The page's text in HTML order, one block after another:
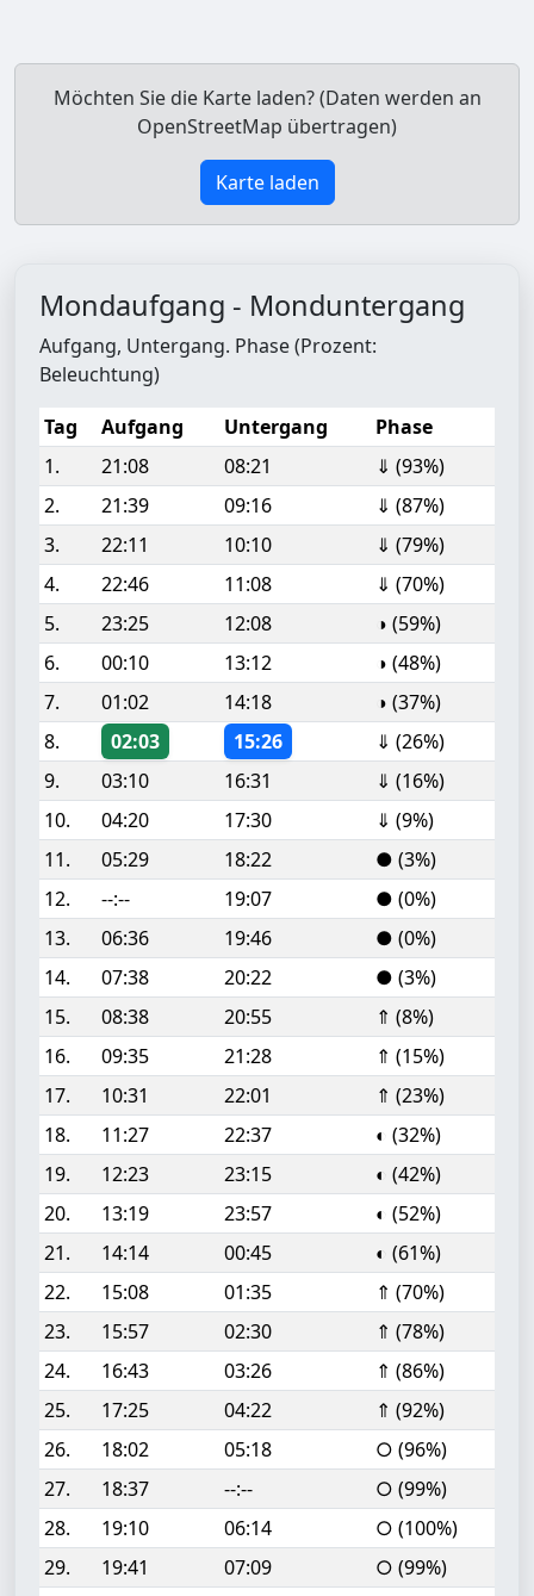
Möchten Sie die Karte laden? (Daten werden an
OpenStreetMap übertragen)
Karte laden
Mondaufgang - Monduntergang
Aufgang, Untergang. Phase (Prozent:
Beleuchtung)
Tag
Aufgang Untergang
Phase
1.
21:08 08:21
⇓ (93%)
2.
21:39 09:16
⇓ (87%)
3.
22:11 10:10
⇓ (79%)
4.
22:46 11:08
⇓ (70%)
5.
23:25 12:08
◑ (59%)
6.
00:10 13:12
◑ (48%)
7.
01:02 14:18
◑ (37%)
8.
02:03 15:26
⇓ (26%)
9.
03:10 16:31
⇓ (16%)
10.
04:20 17:30
⇓ (9%)
11.
05:29 18:22
● (3%)
12.
--:-- 19:07
● (0%)
13.
06:36 19:46
● (0%)
14.
07:38 20:22
● (3%)
15.
08:38 20:55
⇑ (8%)
16.
09:35 21:28
⇑ (15%)
17.
10:31 22:01
⇑ (23%)
18.
11:27 22:37
◐ (32%)
19.
12:23 23:15
◐ (42%)
20.
13:19 23:57
◐ (52%)
21.
14:14 00:45
◐ (61%)
22.
15:08 01:35
⇑ (70%)
23.
15:57 02:30
⇑ (78%)
24.
16:43 03:26
⇑ (86%)
25.
17:25 04:22
⇑ (92%)
26.
18:02 05:18
○ (96%)
27.
18:37 --:--
○ (99%)
28.
19:10 06:14
○ (100%)
29.
19:41 07:09
○ (99%)